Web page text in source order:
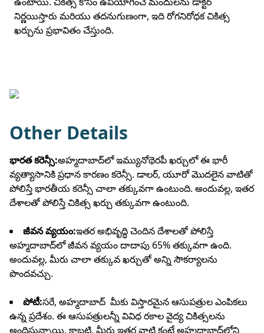
నిర్ణయిస్తారు మరియు తదనుగుణంగా, ఇది రోగనిరోధక చికిత్స
ఖర్చును ప్రభావితం చేస్తుంది.
Other Details
భారత కరెన్సీ:అహ్మదాబాద్‌లో ఇమ్యునోథెరపీ ఖర్చులో ఈ భారీ
వ్యత్యాసానికి ప్రధాన కారణం కరెన్సీ. డాలర్, యూరో మొదలైన వాటితో
పోలిస్తే భారతీయ కరెన్సీ చాలా తక్కువగా ఉంటుంది. అందువల్ల, ఇతర
దేశాలతో పోలిస్తే చికిత్స ఖర్చు తక్కువగా ఉంటుంది.
జీవన వ్యయం:ఇతర అభివృద్ధి చెందిన దేశాలతో పోలిస్తే
అహ్మదాబాద్‌లో జీవన వ్యయం దాదాపు 65% తక్కువగా ఉంది.
అందువల్ల, మీరు చాలా తక్కువ ఖర్చుతో అన్ని సౌకర్యాలను
పొందవచ్చు.
పోటీ:సరే, అహ్మదాబాద్ మీకు విస్తారమైన ఆసుపత్రుల ఎంపికలు
ఉన్న ప్రదేశం. ఈ ఆసుపత్రులన్నీ వివిధ రకాల వైద్య చికిత్సలను
అందిస్తున్నాయి. కాబట్టి, మీరు ఇతర వాటి కంటే అహ్మదాబాద్‌లోని